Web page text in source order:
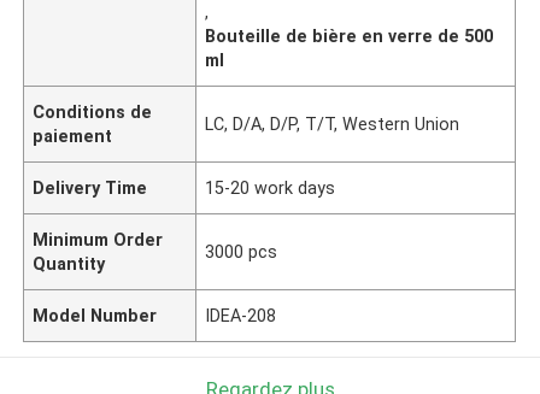
,
Bouteille de bière en verre de 500
ml
Conditions de
paiement
LC, D/A, D/P, T/T, Western Union
Delivery Time 15-20 work days
Minimum Order
Quantity
3000 pcs
Model Number IDEA-208
Regardez plus